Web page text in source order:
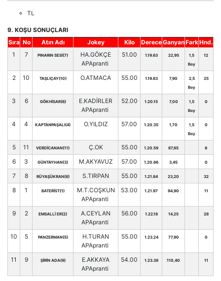
TL
9. KOŞU SONUÇLARI
Sıra No Atın Adı Jokey Kilo DereceGanyanFarkHnd.
1
7 PINARIN SESİ(7)
HA.GÖKÇE
APApranti
51.00 1.19.63 22,95
1,5
Boy
12
2 10 TAŞLIÇAY(10) O.ATMACA 55.00 1.19.83 7,90
2,5
Boy
25
3 6 GÖKHİSAR(6)
E.KADİRLER
APApranti
52.00 1.20.15 7,00
1,5
Boy
0
4 4 KAPTANPAŞALI(4) O.YILDIZ 57.00 1.20.35 1,70
1,5
Boy
0
5 11 VERDİCANAN(11) Ç.OK 55.00 1.20.59 87,65 8
6 3 GÜNTAYHAN(3) M.AKYAVUZ 57.00 1.20.66 3,45 0
7 8 RÜYAŞÜKRAN(8) S.TIRPAN 55.00 1.21.84 23,20 32
8 1 BATERİST(1)
M.T.COŞKUN
APApranti
53.00 1.21.97 94,90 11
9 2 EMSALLİ ER(2)
A.CEYLAN
APApranti
56.00 1.22.18 14,25 28
10 5 PANZERMAN(5)
H.TURAN
APApranti
55.00 1.23.24 77,90 0
11 9 ŞİRİN ADA(9)
E.AKKAYA
APApranti
54.00 1.23.38 110,40 11